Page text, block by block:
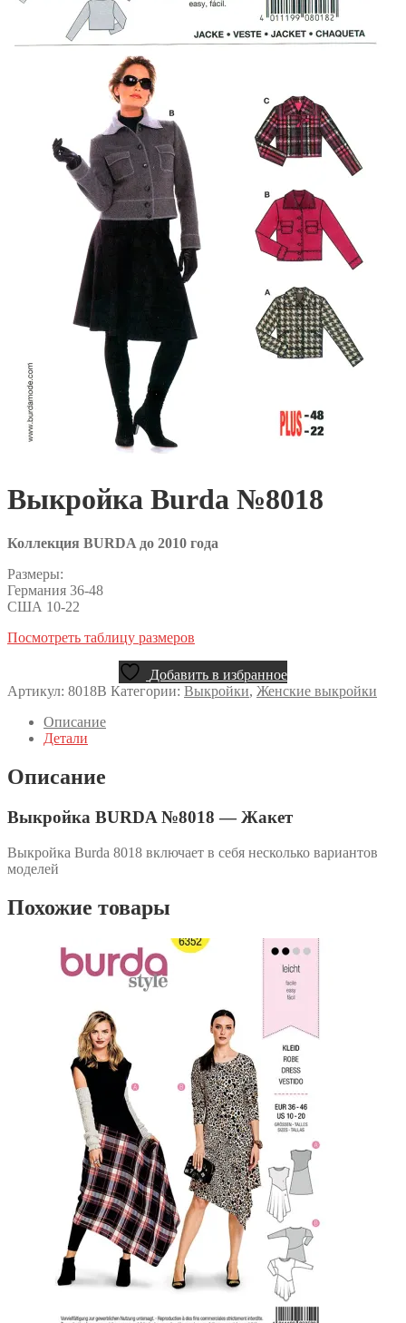
Выкройка Burda №8018
Коллекция BURDA до 2010 года
Размеры:
Германия 36-48
США 10-22
Посмотреть таблицу размеров
Добавить в избранное
Артикул: 8018B Категории: Выкройки, Женские выкройки
Описание
Детали
Описание
Выкройка BURDA №8018 — Жакет
Выкройка Burda 8018 включает в себя несколько вариантов
моделей
Похожие товары